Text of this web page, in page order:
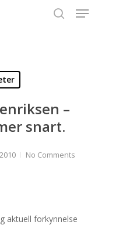
Menu
–
snart.
No Comments
aktuell forkynnelse